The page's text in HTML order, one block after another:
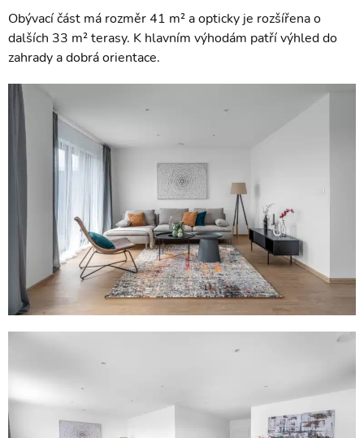
Obývací část má rozměr 41 m² a opticky je rozšířena o
dalších 33 m² terasy. K hlavním výhodám patří výhled do
zahrady a dobrá orientace.